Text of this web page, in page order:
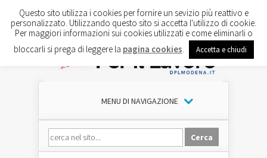
MENU DI NAVIGAZIONE
Questo sito utilizza i cookies per fornire un sevizio più reattivo e
personalizzato. Utilizzando questo sito si accetta l'utilizzo di cookie.
Per maggiori informazioni sui cookies utilizzati e come eliminarli o
bloccarli si prega di leggere la pagina cookies Accetta e chiudi